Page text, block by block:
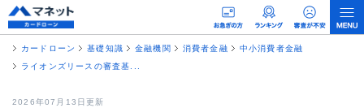
カードローン 基礎知識 金融機関 消費者金融
中小消費者金融
ライオンズリースの審査基...
2026年07月13日更新